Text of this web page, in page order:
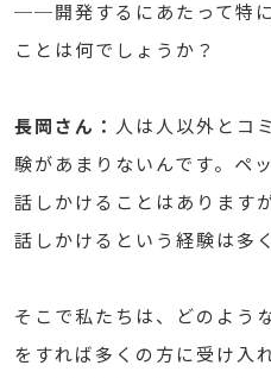
──開発するにあたって特
ことは何でしょうか？
長岡さん： 人は人以外とコ
験があまりないんです。ペ
話しかけることはあります
話しかけるという経験は多
そこで私たちは、どのよう
をすれば多くの方に受け入